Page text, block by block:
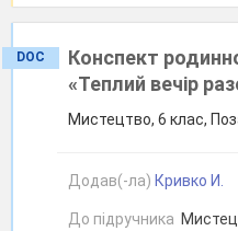
DOC
Конспект
«Теплий вечір
Мистецтво, 6 клас,
Додав(-ла) Кривко И.
До підручника